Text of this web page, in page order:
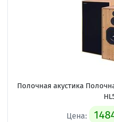
Полочная акустика
Цена: